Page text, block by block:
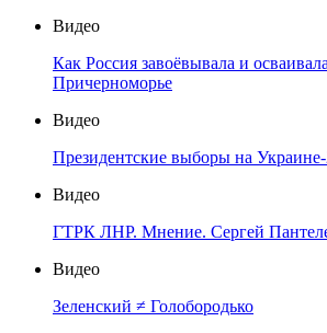
Видео
Как Россия завоёвывала и
Причерноморье
Видео
Президентские выборы на
Видео
ГТРК ЛНР. Мнение. Сергей
Видео
Зеленский ≠ Голобородько